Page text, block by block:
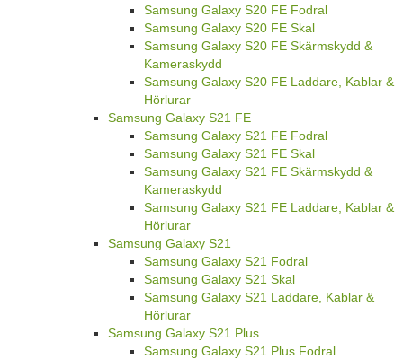
Samsung Galaxy S20 FE Fodral
Samsung Galaxy S20 FE Skal
Samsung Galaxy S20 FE Skärmskydd &
Kameraskydd
Samsung Galaxy S20 FE Laddare, Kablar &
Hörlurar
Samsung Galaxy S21 FE
Samsung Galaxy S21 FE Fodral
Samsung Galaxy S21 FE Skal
Samsung Galaxy S21 FE Skärmskydd &
Kameraskydd
Samsung Galaxy S21 FE Laddare, Kablar &
Hörlurar
Samsung Galaxy S21
Samsung Galaxy S21 Fodral
Samsung Galaxy S21 Skal
Samsung Galaxy S21 Laddare, Kablar &
Hörlurar
Samsung Galaxy S21 Plus
Samsung Galaxy S21 Plus Fodral